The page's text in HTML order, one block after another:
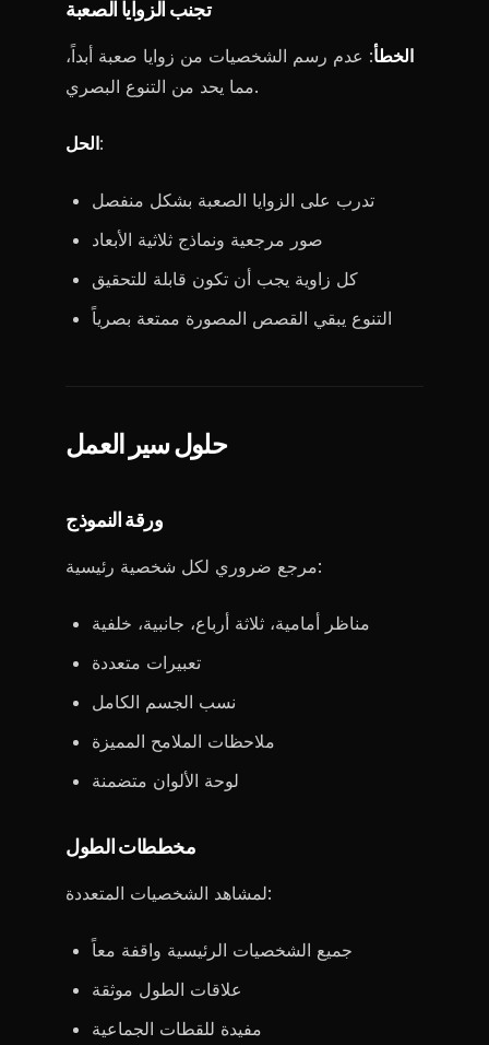
تجنب الزوايا الصعبة
الخطأ: عدم رسم الشخصيات من زوايا صعبة أبداً،
مما يحد من التنوع البصري.
الحل:
تدرب على الزوايا الصعبة بشكل منفصل
صور مرجعية ونماذج ثلاثية الأبعاد
كل زاوية يجب أن تكون قابلة للتحقيق
التنوع يبقي القصص المصورة ممتعة بصرياً
حلول سير العمل
ورقة النموذج
مرجع ضروري لكل شخصية رئيسية:
مناظر أمامية، ثلاثة أرباع، جانبية، خلفية
تعبيرات متعددة
نسب الجسم الكامل
ملاحظات الملامح المميزة
لوحة الألوان متضمنة
مخططات الطول
لمشاهد الشخصيات المتعددة:
جميع الشخصيات الرئيسية واقفة معاً
علاقات الطول موثقة
مفيدة للقطات الجماعية